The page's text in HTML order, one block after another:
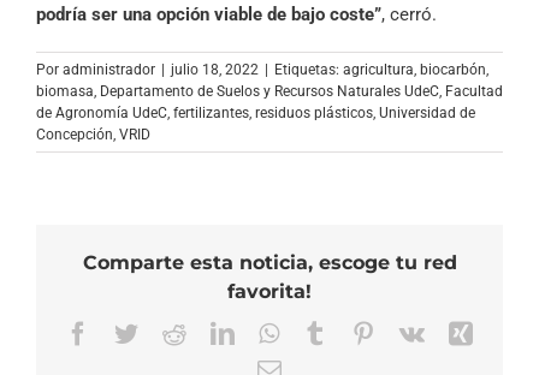
podría ser una opción viable de bajo coste”, cerró.
Por administrador julio 18, 2022 Etiquetas: agricultura, biocarbón,
biomasa, Departamento de Suelos y Recursos Naturales UdeC, Facultad
de Agronomía UdeC, fertilizantes, residuos plásticos, Universidad de
Concepción, VRID
Comparte esta noticia, escoge tu red
favorita!
Facebook
TwitterRedditLinkedInWhatsApp
TumblrPinterest
Vk
Correo